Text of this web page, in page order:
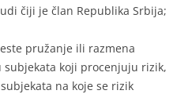
čiji je član Republika Srbija;
pružanje ili razmena
koji procenjuju rizik,
na koje se rizik